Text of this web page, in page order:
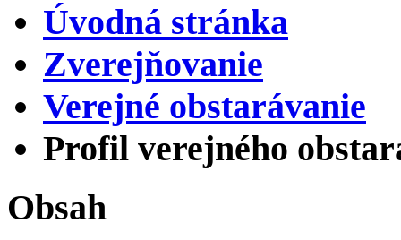
Úvodná stránka
Zverejňovanie
Verejné obstarávanie
Profil verejného
Obsah